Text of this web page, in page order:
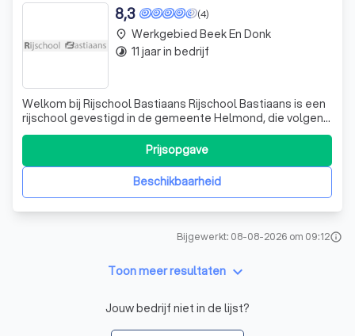
(4)
8,3
Welkom bij Rijschool Bastiaans Rijschool Bastiaans is een
rijschool gevestigd in de gemeente Helmond, die volgens
de RIS methode lesgeeft. RIS betekend rijopleiding in
stappen! Deze lesmethode is ook erkend door het CBR
met een hoog slagingspercentage! Voor informatie en de
lesmethode kun je onder hBeschikbaarheid
Prijsopgave
place Werkgebied Beek En Donk
timelapse 11 jaar in bedrijf
Bijgewerkt: 08-08-2026 om 09:12info
Toon meer resultaten keyboard_arrow_down
Jouw bedrijf niet in de lijst?